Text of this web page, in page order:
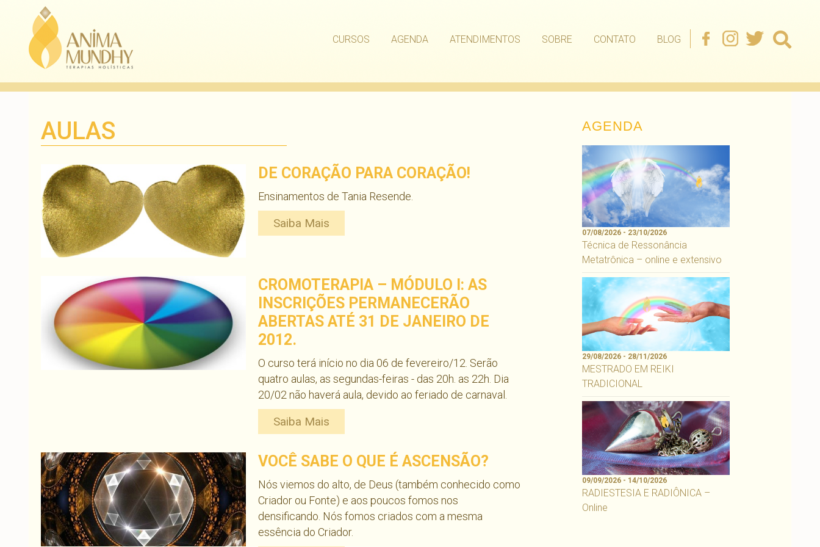
CURSOS AGENDA ATENDIMENTOS SOBRE CONTATO BLOG
AULAS
DE CORAÇÃO PARA CORAÇÃO!
Ensinamentos de Tania Resende.
Saiba Mais
CROMOTERAPIA – MÓDULO I: AS
INSCRIÇÕES PERMANECERÃO
ABERTAS ATÉ 31 DE JANEIRO DE
2012.
O curso terá início no dia 06 de fevereiro/12. Serão
quatro aulas, as segundas-feiras - das 20h. as 22h. Dia
20/02 não haverá aula, devido ao feriado de carnaval.
Saiba Mais
VOCÊ SABE O QUE É ASCENSÃO?
Nós viemos do alto, de Deus (também conhecido como
Criador ou Fonte) e aos poucos fomos nos
densificando. Nós fomos criados com a mesma
essência do Criador.
AGENDA
07/08/2026 - 23/10/2026
Técnica de Ressonância
Metatrônica – online e extensivo
29/08/2026 - 28/11/2026
MESTRADO EM REIKI
TRADICIONAL
09/09/2026 - 14/10/2026
RADIESTESIA E RADIÔNICA –
Online